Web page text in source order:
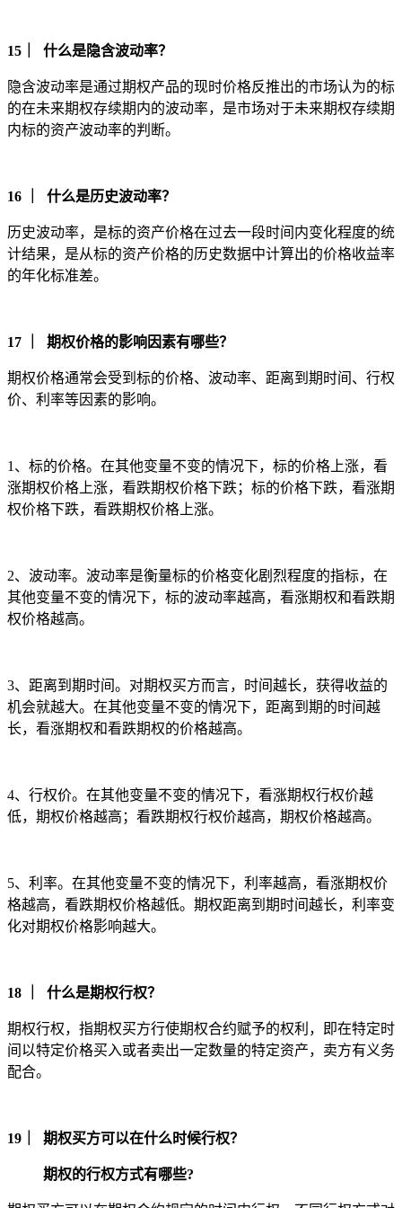
15｜ 什么是隐含波动率？
隐含波动率是通过期权产品的现时价格反推出的市场认为的标
的在未来期权存续期内的波动率，是市场对于未来期权存续期
内标的资产波动率的判断。
16 ｜ 什么是历史波动率？
历史波动率，是标的资产价格在过去一段时间内变化程度的统
计结果，是从标的资产价格的历史数据中计算出的价格收益率
的年化标准差。
17 ｜ 期权价格的影响因素有哪些？
期权价格通常会受到标的价格、波动率、距离到期时间、行权
价、利率等因素的影响。
1、标的价格。在其他变量不变的情况下，标的价格上涨，看
涨期权价格上涨，看跌期权价格下跌；标的价格下跌，看涨期
权价格下跌，看跌期权价格上涨。
2、波动率。波动率是衡量标的价格变化剧烈程度的指标，在
其他变量不变的情况下，标的波动率越高，看涨期权和看跌期
权价格越高。
3、距离到期时间。对期权买方而言，时间越长，获得收益的
机会就越大。在其他变量不变的情况下，距离到期的时间越
长，看涨期权和看跌期权的价格越高。
4、行权价。在其他变量不变的情况下，看涨期权行权价越
低，期权价格越高；看跌期权行权价越高，期权价格越高。
5、利率。在其他变量不变的情况下，利率越高，看涨期权价
格越高，看跌期权价格越低。期权距离到期时间越长，利率变
化对期权价格影响越大。
18 ｜ 什么是期权行权？
期权行权，指期权买方行使期权合约赋予的权利，即在特定时
间以特定价格买入或者卖出一定数量的特定资产，卖方有义务
配合。
19｜ 期权买方可以在什么时候行权？
期权的行权方式有哪些?